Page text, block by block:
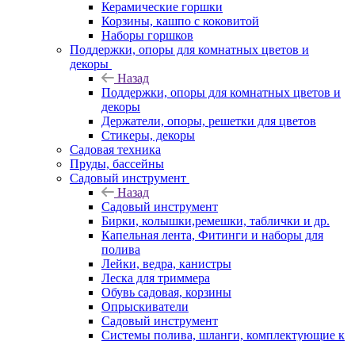
Керамические горшки
Корзины, кашпо с коковитой
Наборы горшков
Поддержки, опоры для комнатных цветов и
декоры
Назад
Поддержки, опоры для комнатных цветов и
декоры
Держатели, опоры, решетки для цветов
Стикеры, декоры
Садовая техника
Пруды, бассейны
Садовый инструмент
Назад
Садовый инструмент
Бирки, колышки,ремешки, таблички и др.
Капельная лента, Фитинги и наборы для
полива
Лейки, ведра, канистры
Леска для триммера
Обувь садовая, корзины
Опрыскиватели
Садовый инструмент
Системы полива, шланги, комплектующие к